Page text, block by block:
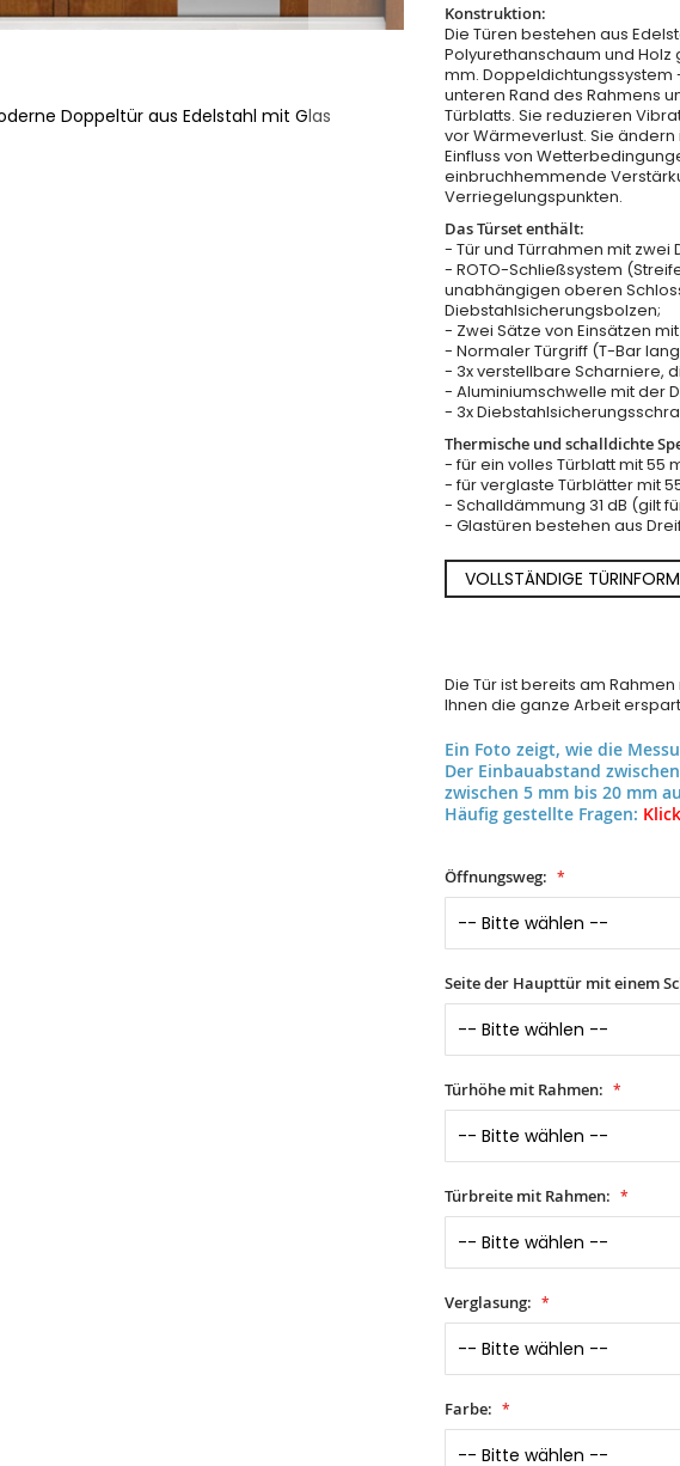
Doppeltür aus Edelstahl mit Glas
Konstruktion:
Die Türen bestehen aus
Polyurethanschaum und Holz
mm. Doppeldichtungssystem
unteren Rand des Rahmens
Türblatts. Sie reduzieren
vor Wärmeverlust. Sie
Einfluss von
einbruchhemmende
Verriegelungspunkten.
Das Türset enthält:
- Tür und Türrahmen mit zwei
- ROTO-Schließsystem
unabhängigen oberen
Diebstahlsicherungsbolzen;
- Zwei Sätze von Einsätzen
- Normaler Türgriff (T-Bar
- 3x verstellbare Scharniere,
- Aluminiumschwelle mit der
- 3x
Thermische und schalldichte
- für ein volles Türblatt mit 55
- für verglaste Türblätter mit
- Schalldämmung 31 dB (gilt
- Glastüren bestehen aus
VOLLSTÄNDIGE
Die Tür ist bereits am
Ihnen die ganze Arbeit
Ein Foto zeigt, wie die
Der Einbauabstand
zwischen 5 mm bis 20 mm
Häufig gestellte Fragen:
Öffnungsweg:
Seite der Haupttür mit einem
Türhöhe mit Rahmen:
Türbreite mit Rahmen:
Verglasung:
Farbe: